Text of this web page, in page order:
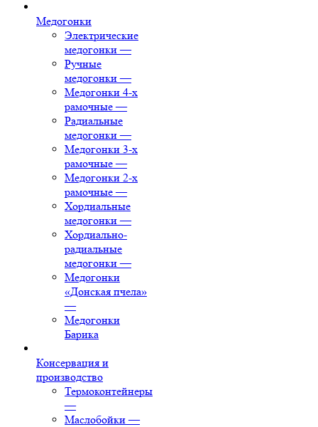
Медогонки
Электрические
медогонки —
Ручные
медогонки —
Медогонки 4-х
рамочные —
Радиальные
медогонки —
Медогонки 3-х
рамочные —
Медогонки 2-х
рамочные —
Хордиальные
медогонки —
Хордиально-
радиальные
медогонки —
Медогонки
«Донская пчела»
—
Медогонки
Барика
Консервация и
производство
Термоконтейнеры
—
Маслобойки —